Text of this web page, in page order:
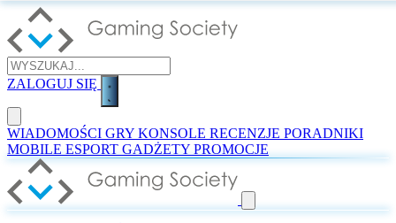
ZALOGUJ SIĘ
WIADOMOŚCI GRY KONSOLE RECENZJE PORADNIKI
MOBILE ESPORT GADŻETY PROMOCJE